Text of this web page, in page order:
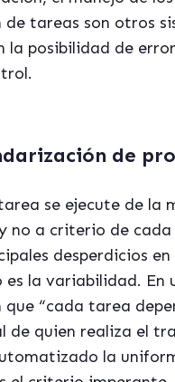
de tareas son otros
la posibilidad de
de
se ejecute de la
no a criterio de
desperdicios
la variabilidad. En
que “cada tarea
de quien realiza el
la